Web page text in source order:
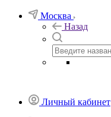
Москва
Назад
Личный кабинет